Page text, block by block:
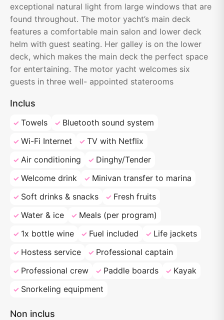
exceptional natural light from large windows that are
found throughout. The motor yacht’s main deck
features a comfortable main salon and lower deck
helm with guest seating. Her galley is on the lower
deck, which makes the main deck the perfect space
for entertaining. The motor yacht welcomes six
guests in three well- appointed staterooms
Inclus
Towels
Bluetooth sound system
Wi-Fi Internet
TV with Netflix
Air conditioning
Dinghy/Tender
Welcome drink
Minivan transfer to marina
Soft drinks & snacks
Fresh fruits
Water & ice
Meals (per program)
1x bottle wine
Fuel included
Life jackets
Hostess service
Professional captain
Professional crew
Paddle boards
Kayak
Snorkeling equipment
Non inclus